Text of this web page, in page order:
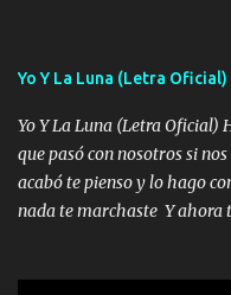
viento a su hijo y aunque
seguiré esperando hasta
tengo de mi mente no se
tu papá, a veces me pongo
que tu me escuchas porque
Yo Y La Luna (Letra
Yo Y La Luna (Letra Oficial)
que pasó con nosotros si
acabó te pienso y lo hago
nada te marchaste Y ahora